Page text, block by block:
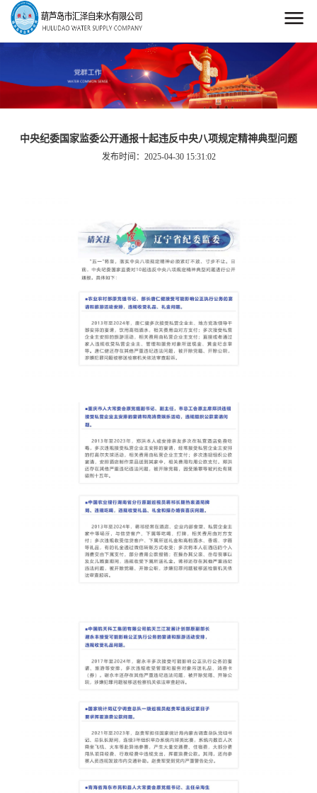
中央纪委国家监委公开通报十起违反中央八项规定精神典型问题
发布时间：2025-04-30 15:31:02